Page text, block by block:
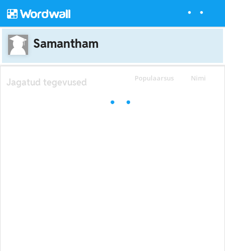
Samantham
Populaarsus Nimi
Jagatud tegevused